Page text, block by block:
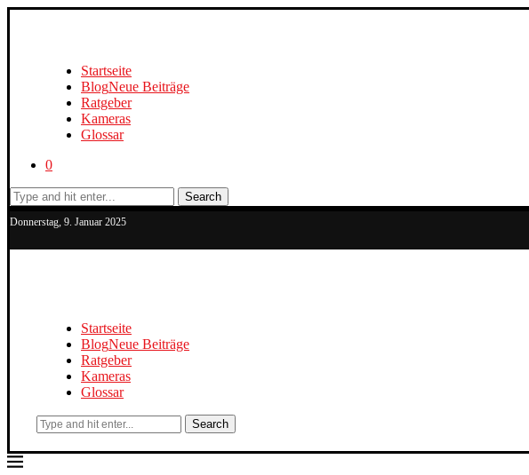
Startseite
BlogNeue Beiträge
Ratgeber
Kameras
Glossar
0
Search
Donnerstag, 9. Januar 2025
Startseite
BlogNeue Beiträge
Ratgeber
Kameras
Glossar
Search